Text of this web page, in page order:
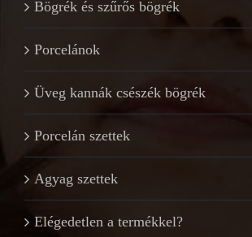
Bögrék és szűrős bögrék
Porcelánok
Üveg kannák csészék bögrék
Porcelán szettek
Agyag szettek
Elégedetlen a termékkel?